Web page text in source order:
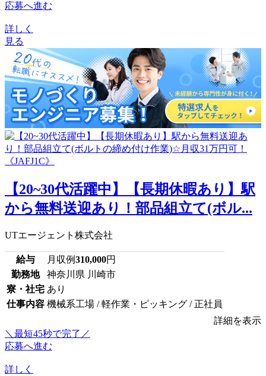
応募へ進む
詳しく
見る
【20~30代活躍中】【長期休暇あり】駅
から無料送迎あり！部品組立て(ボル...
UTエージェント株式会社
給与 月収例310,000円
勤務地
神奈川県 川崎市
寮・社宅 あり
仕事内容 機械系工場 / 軽作業・ピッキング / 正社員
詳細を表示
＼最短45秒で完了／
応募へ進む
詳しく